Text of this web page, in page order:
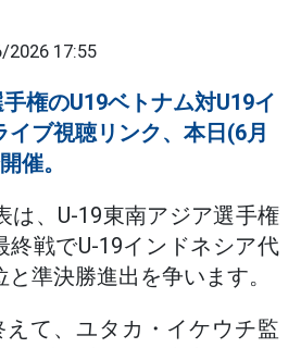
2026 17:55
権のU19ベトナム対U19イ
イブ視聴リンク、本日(6月
催。
は、U-19東南アジア選手権
終戦でU-19インドネシア代
準決勝進出を争います。
て、ユタカ・イケウチ監